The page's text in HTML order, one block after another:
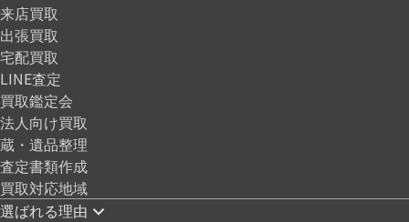
来店買取
出張買取
宅配買取
LINE査定
買取鑑定会
法人向け買取
蔵・遺品整理
査定書類作成
買取対応地域
選ばれる理由